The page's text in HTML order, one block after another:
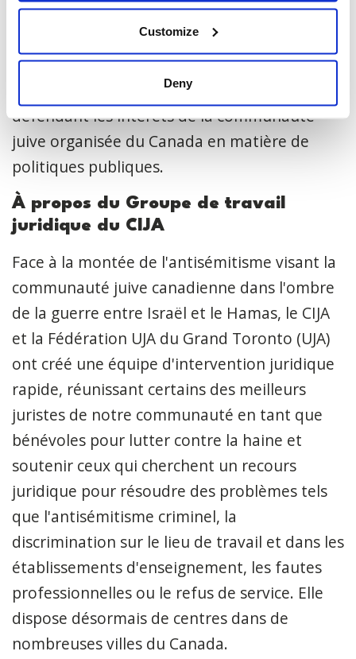
Customize
Deny
juives à travers le Canada. Le CIJA est une
organisation nationale non partisane à but
non lucratif dont la mission est de préserver
et de protéger la vie juive au Canada en
défendant les intérêts de la communauté
juive organisée du Canada en matière de
politiques publiques.
À propos du Groupe de travail
juridique du CIJA
Face à la montée de l'antisémitisme visant la
communauté juive canadienne dans l'ombre
de la guerre entre Israël et le Hamas, le CIJA
et la Fédération UJA du Grand Toronto (UJA)
ont créé une équipe d'intervention juridique
rapide, réunissant certains des meilleurs
juristes de notre communauté en tant que
bénévoles pour lutter contre la haine et
soutenir ceux qui cherchent un recours
juridique pour résoudre des problèmes tels
que l'antisémitisme criminel, la
discrimination sur le lieu de travail et dans les
établissements d'enseignement, les fautes
professionnelles ou le refus de service. Elle
dispose désormais de centres dans de
nombreuses villes du Canada.